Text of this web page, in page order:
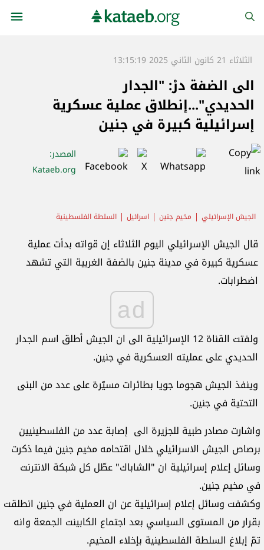
الثلاثاء 21 كانون الثاني 2025 13:15:19
الى الضفة درْ: "الجدار
الحديدي"...إنطلاق عملية عسكرية
إسرائيلية كبيرة في جنين
المصدر:
Kataeb.org
الجيش الإسرائيلي مخيم جنين اسرائيل
السلطة الفلسطينية
قال الجيش الإسرائيلي اليوم الثلاثاء إن قواته بدأت عملية
عسكرية كبيرة في مدينة جنين بالضفة الغربية التي تشهد
اضطرابات.
ad
ولفتت القناة 12 الإسرائيلية الى ان الجيش أطلق اسم الجدار
الحديدي على عمليته العسكرية في جنين.
وينفذ الجيش هجوما جويا بطائرات مسيّرة على عدد من البنى
التحتية في جنين.
واشارت مصادر طبية للجزيرة الى إصابة عدد من الفلسطينيين
برصاص الجيش الاسرائيلي خلال اقتحامه مخيم جنين فيما ذكرت
وسائل إعلام إسرائيلية ان "الشاباك" عطّل كل شبكة الانترنت
في مخيم جنين.
وكشفت وسائل إعلام إسرائيلية عن ان العملية في جنين انطلقت
بقرار من المستوى السياسي بعد اجتماع الكابينت الجمعة وانه
تمّ إبلاغ السلطة الفلسطينية بإخلاء المخيم.